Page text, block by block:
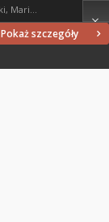
Pokaż szczegóły
Borzyszkowski, Marian (1936-2001)